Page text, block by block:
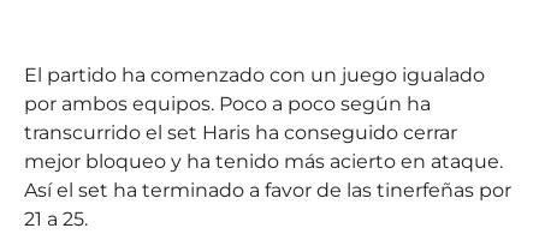
El partido ha comenzado con un juego igualado
por ambos equipos. Poco a poco según ha
transcurrido el set Haris ha conseguido cerrar
mejor bloqueo y ha tenido más acierto en ataque.
Así el set ha terminado a favor de las tinerfeñas por
21 a 25.